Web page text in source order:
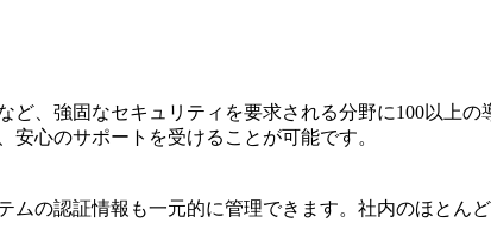
、強固なセキュリティを要求される分野に100以上の
心のサポートを受けることが可能です。
の認証情報も一元的に管理できます。社内のほとん